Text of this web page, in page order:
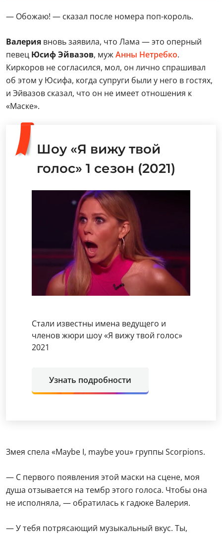
— Обожаю! — сказал после номера поп-король.
Валерия вновь заявила, что Лама — это оперный
певец Юсиф Эйвазов, мужАнны Нетребко.
Киркоров не согласился, мол, он лично спрашивал
об этом у Юсифа, когда супруги были у него в гостях,
и Эйвазов сказал, что он не имеет отношения к
«Маске».
Шоу «Я вижу твой
голос» 1 сезон (2021)
Стали известны имена ведущего и
членов жюри шоу «Я вижу твой голос»
2021
Узнать подробности
Змея спела «Maybe I, maybe you» группы Scorpions.
— С первого появления этой маски на сцене, моя
душа отзывается на тембр этого голоса. Чтобы она
не исполняла, — обратилась к гадюке Валерия.
— У тебя потрясающий музыкальный вкус. Ты,